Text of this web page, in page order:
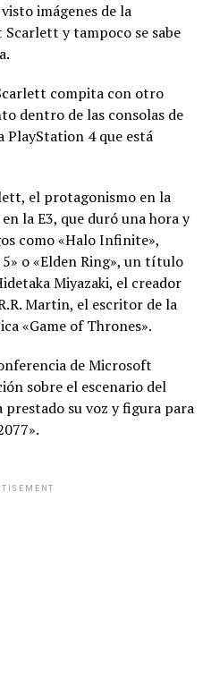
imágenes de la
y tampoco se sabe
compita con otro
dentro de las consolas de
PlayStation 4 que está
el protagonismo en la
la E3, que duró una hora y
como «Halo Infinite»,
o «Elden Ring», un título
Miyazaki, el creador
Martin, el escritor de la
«Game of Thrones».
de Microsoft
sobre el escenario del
prestado su voz y figura para